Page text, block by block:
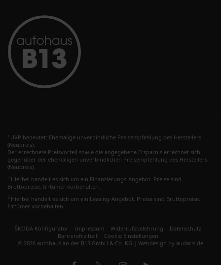
1 UVP bedeutet: Ehemalige unverbindliche Preisempfehlung des Herstellers
(Neupreis).
Der errechnete Preisvorteil sowie die angegebene Ersparnis errechnet sich
gegenüber der ehemaligen unverbindlichen Preisempfehlung des Herstellers
(Neupreis).
2 Hierbei handelt es sich um ein Finanzierungs-Angebot. Preise sind
Bruttopreise. Irrtümer vorbehalten.
3 Hierbei handelt es sich um ein Leasing-Angebot. Preise sind Bruttopreise.
Irrtümer vorbehalten.
ŠKODA Konfigurator Impressum Widerrufsbelehrung
Datenschutz
Barrierefreiheit
Cookie Einstellungen
© 2026 autohaus an der B13 GmbH & Co. KG | Webdesign by audaris.de